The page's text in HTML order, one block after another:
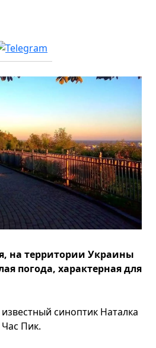
на территории Украины
погода, характерная для
синоптик Наталка
Пик.